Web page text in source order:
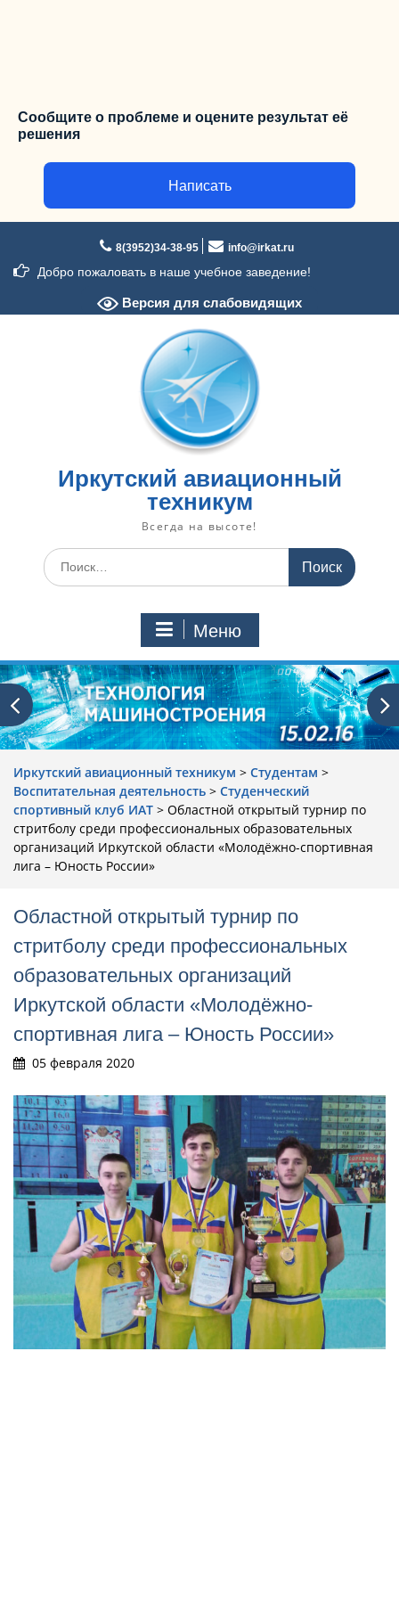
Сообщите о проблеме и оцените результат её
решения
Написать
содержимому
8(3952)34-38-95 info@irkat.ru
Добро пожаловать в наше учебное заведение!
Версия для слабовидящих
Иркутский авиационный
техникум
Всегда на высоте!
Искать:
Меню
Иркутский авиационный техникум > Студентам >
Воспитательная деятельность > Cтуденческий
cпортивный клуб ИАТ > Областной открытый турнир по
стритболу среди профессиональных образовательных
организаций Иркутской области «Молодёжно-спортивная
лига – Юность России»
Областной открытый турнир по
стритболу среди профессиональных
образовательных организаций
Иркутской области «Молодёжно-
спортивная лига – Юность России»
05 февраля 2020